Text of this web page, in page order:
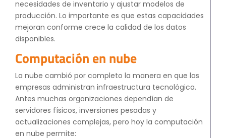
necesidades de inventario y ajustar modelos de
producción. Lo importante es que estas capacidades
mejoran conforme crece la calidad de los datos
disponibles.
Computación en nube
La nube cambió por completo la manera en que las
empresas administran infraestructura tecnológica.
Antes muchas organizaciones dependían de
servidores físicos, inversiones pesadas y
actualizaciones complejas, pero hoy la computación
en nube permite: